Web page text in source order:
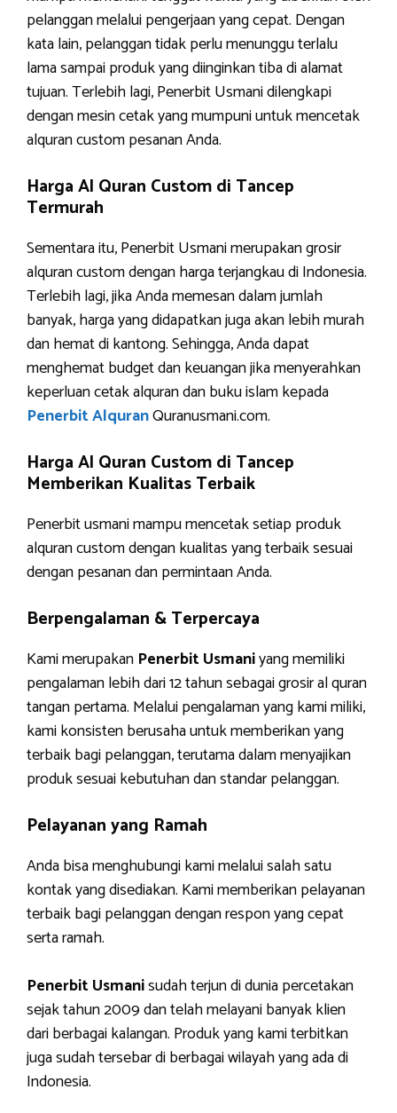
pelanggan melalui pengerjaan yang cepat. Dengan
kata lain, pelanggan tidak perlu menunggu terlalu
lama sampai produk yang diinginkan tiba di alamat
tujuan. Terlebih lagi, Penerbit Usmani dilengkapi
dengan mesin cetak yang mumpuni untuk mencetak
alquran custom pesanan Anda.
Harga Al Quran Custom di Tancep
Termurah
Sementara itu, Penerbit Usmani merupakan grosir
alquran custom dengan harga terjangkau di Indonesia.
Terlebih lagi, jika Anda memesan dalam jumlah
banyak, harga yang didapatkan juga akan lebih murah
dan hemat di kantong. Sehingga, Anda dapat
menghemat budget dan keuangan jika menyerahkan
keperluan cetak alquran dan buku islam kepada
Penerbit AlquranQuranusmani.com.
Harga Al Quran Custom di Tancep
Memberikan Kualitas Terbaik
Penerbit usmani mampu mencetak setiap produk
alquran custom dengan kualitas yang terbaik sesuai
dengan pesanan dan permintaan Anda.
Berpengalaman & Terpercaya
Kami merupakan Penerbit Usmaniyang memiliki
pengalaman lebih dari 12 tahun sebagai grosir al quran
tangan pertama. Melalui pengalaman yang kami miliki,
kami konsisten berusaha untuk memberikan yang
terbaik bagi pelanggan, terutama dalam menyajikan
produk sesuai kebutuhan dan standar pelanggan.
Pelayanan yang Ramah
Anda bisa menghubungi kami melalui salah satu
kontak yang disediakan. Kami memberikan pelayanan
terbaik bagi pelanggan dengan respon yang cepat
serta ramah.
Penerbit Usmanisudah terjun di dunia percetakan
sejak tahun 2009 dan telah melayani banyak klien
dari berbagai kalangan. Produk yang kami terbitkan
juga sudah tersebar di berbagai wilayah yang ada di
Indonesia.